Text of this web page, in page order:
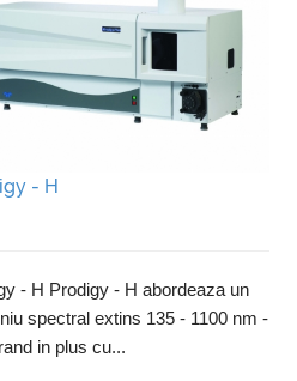
- H
- H Prodigy - H abordeaza un
spectral extins 135 - 1100 nm -
in plus cu...